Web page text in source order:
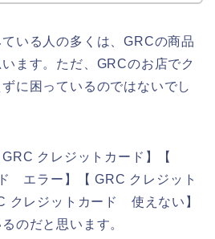
いる人の多くは、GRCの商品
ます。ただ、GRCのお店でク
に困っているのではないでし
クレジットカード】【
エラー】【 GRC クレジット
クレジットカード 使えない】
のだと思います。